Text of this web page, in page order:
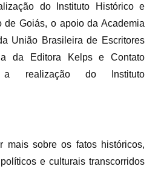
do Instituto Histórico e
de Goiás, o apoio da Academia
União Brasileira de Escritores
da Editora Kelps e Contato
a realização do Instituto
mais sobre os fatos históricos,
e culturais transcorridos